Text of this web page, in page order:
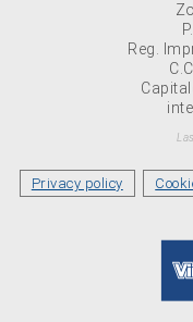
Reg.
Privacy policy